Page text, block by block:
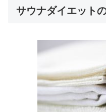
サウナダイエット